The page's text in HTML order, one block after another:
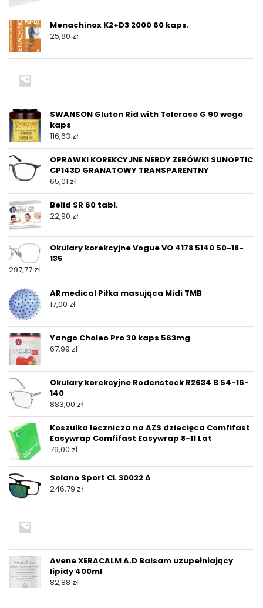
Menachinox K2+D3 2000 60 kaps.
25,80 zł
SWANSON Gluten Rid with Tolerase G 90 wege
kaps
116,63 zł
OPRAWKI KOREKCYJNE NERDY ZERÓWKI SUNOPTIC
CP143D GRANATOWY TRANSPARENTNY
65,01 zł
Belid SR 60 tabl.
22,90 zł
Okulary korekcyjne Vogue VO 4178 5140 50-18-
135
297,77 zł
ARmedical Piłka masująca Midi TMB
17,00 zł
Yango Choleo Pro 30 kaps 563mg
67,99 zł
Okulary korekcyjne Rodenstock R2634 B 54-16-
140
883,00 zł
Koszulka lecznicza na AZS dziecięca Comfifast
Easywrap Comfifast Easywrap 8-11 Lat
79,00 zł
Solano Sport CL 30022 A
246,79 zł
Avene XERACALM A.D Balsam uzupełniający
lipidy 400ml
82,88 zł